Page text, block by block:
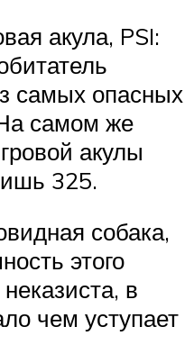
акула, PSI:
самых опасных
самом же
акулы
325.
собака,
этого
в
чем уступает